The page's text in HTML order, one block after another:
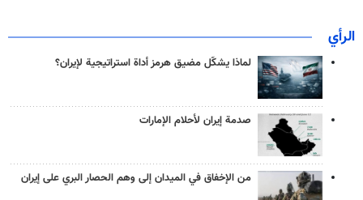
الرأي
لماذا يشكّل مضيق هرمز أداة استراتيجية لإيران؟
صدمة إيران لأحلام الإمارات
من الإخفاق في الميدان إلى وهم الحصار البري على إيران